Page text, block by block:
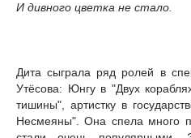
И дивного цветка не стало.
Дита сыграла ряд ролей в
Утёсова: Юнгу в "Двух
тишины", артистку в
Несмеяны". Она спела много